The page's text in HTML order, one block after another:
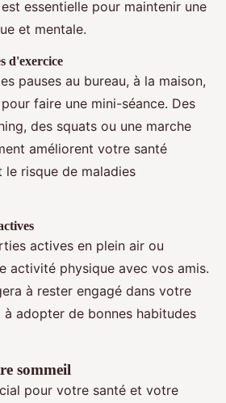
est essentielle pour maintenir une
et mentale.
d'exercice
pauses au bureau, à la maison,
faire une mini-séance. Des
des squats ou une marche
améliorent votre santé
risque de maladies
actives en plein air ou
activité physique avec vos amis.
à rester engagé dans votre
adopter de bonnes habitudes
sommeil
pour votre santé et votre